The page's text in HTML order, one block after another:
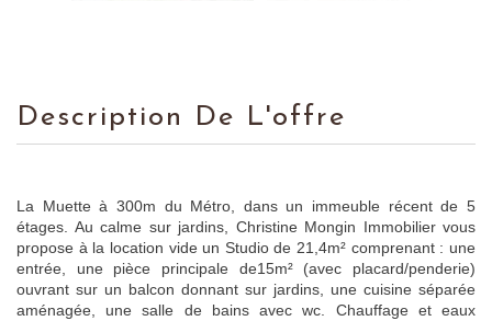
Description De L'offre
La Muette à 300m du Métro, dans un immeuble récent de 5
étages. Au calme sur jardins, Christine Mongin Immobilier vous
propose à la location vide un Studio de 21,4m² comprenant : une
entrée, une pièce principale de15m² (avec placard/penderie)
ouvrant sur un balcon donnant sur jardins, une cuisine séparée
aménagée, une salle de bains avec wc. Chauffage et eaux